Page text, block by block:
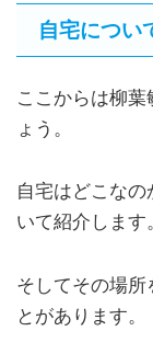
自宅につい
ここからは柳
ょう。
自宅はどこな
いて紹介します
そしてその場所
とがあります。